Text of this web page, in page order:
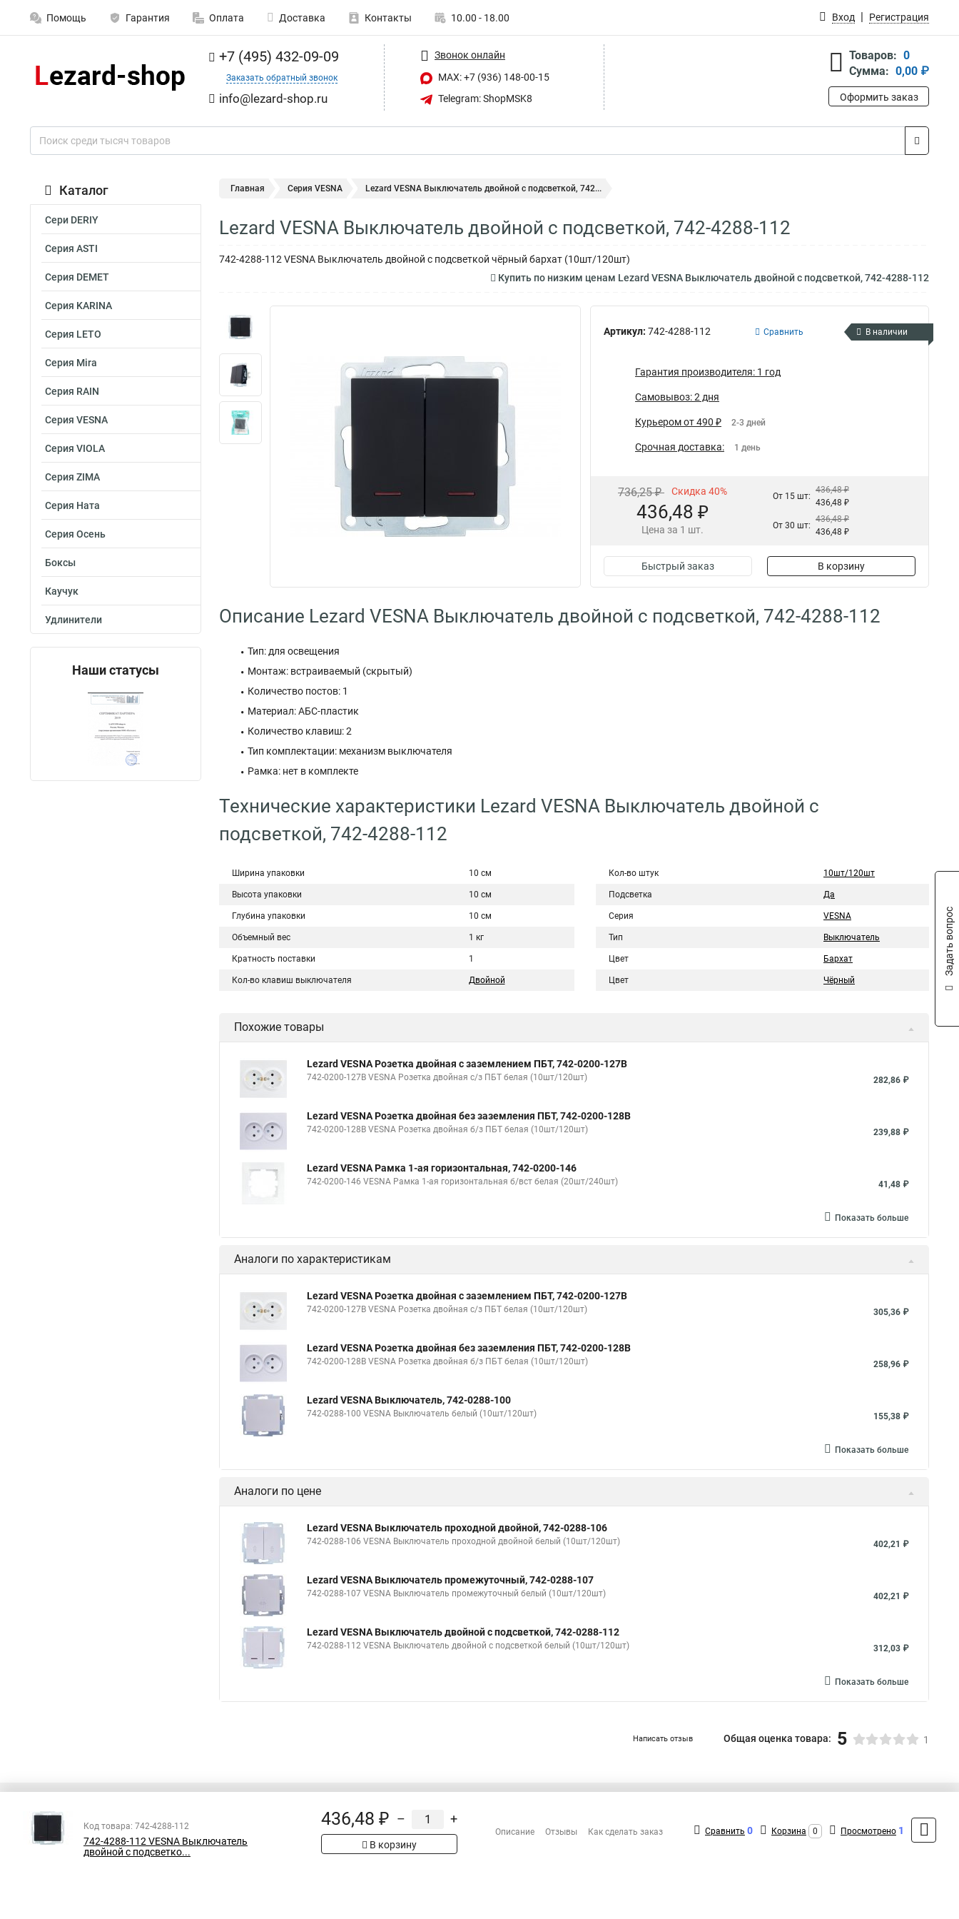
Помощь Гарантия Оплата Доставка Контакты 10.00 - 18.00 Вход Регистрация
+7 (495) 432-09-09
Заказать обратный звонок
info@lezard-shop.ru
Звонок онлайн
MAX: +7 (936) 148-00-15
Telegram: ShopMSK8
Товаров: 0
Сумма: 0,00 ₽
Оформить заказ
Каталог
Сери DERIY
Серия ASTI
Серия DEMET
Серия KARINA
Серия LETO
Серия Mira
Серия RAIN
Серия VESNA
Серия VIOLA
Серия ZIMA
Серия Ната
Серия Осень
Боксы
Каучук
Удлинители
Наши статусы
Главная Серия VESNA Lezard VESNA Выключатель двойной с подсветкой, 742...
Lezard VESNA Выключатель двойной с подсветкой, 742-4288-112
742-4288-112 VESNA Выключатель двойной с подсветкой чёрный бархат (10шт/120шт)
Купить по низким ценам Lezard VESNA Выключатель двойной с подсветкой, 742-4288-112
Артикул: 742-4288-112 Сравнить В наличии
Гарантия производителя: 1 год
Самовывоз: 2 дня
Курьером от 490 ₽ 2-3 дней
Срочная доставка: 1 день
736,25 ₽ Скидка 40%
436,48 ₽
Цена за 1 шт.
От 15 шт:
436,48 ₽
436,48 ₽
От 30 шт:
436,48 ₽
436,48 ₽
Быстрый заказ В корзину
Описание Lezard VESNA Выключатель двойной с подсветкой, 742-4288-112
Тип: для освещения
Монтаж: встраиваемый (скрытый)
Количество постов: 1
Материал: АБС-пластик
Количество клавиш: 2
Тип комплектации: механизм выключателя
Рамка: нет в комплекте
Технические характеристики Lezard VESNA Выключатель двойной с
подсветкой, 742-4288-112
Ширина упаковки 10 см
Высота упаковки 10 см
Глубина упаковки 10 см
Объемный вес 1 кг
Кратность поставки 1
Кол-во клавиш выключателя Двойной
Кол-во штук 10шт/120шт
Подсветка Да
Серия VESNA
Тип Выключатель
Цвет Бархат
Цвет Чёрный
Похожие товары
Lezard VESNA Розетка двойная с заземлением ПБТ, 742-0200-127B
742-0200-127В VESNA Розетка двойная с/з ПБТ белая (10шт/120шт) 282,86 ₽
Lezard VESNA Розетка двойная без заземления ПБТ, 742-0200-128B
742-0200-128В VESNA Розетка двойная б/з ПБТ белая (10шт/120шт) 239,88 ₽
Lezard VESNA Рамка 1-ая горизонтальная, 742-0200-146
742-0200-146 VESNA Рамка 1-ая горизонтальная б/вст белая (20шт/240шт) 41,48 ₽
Показать больше
Аналоги по характеристикам
Lezard VESNA Розетка двойная с заземлением ПБТ, 742-0200-127B
742-0200-127В VESNA Розетка двойная с/з ПБТ белая (10шт/120шт) 305,36 ₽
Lezard VESNA Розетка двойная без заземления ПБТ, 742-0200-128B
742-0200-128В VESNA Розетка двойная б/з ПБТ белая (10шт/120шт) 258,96 ₽
Lezard VESNA Выключатель, 742-0288-100
742-0288-100 VESNA Выключатель белый (10шт/120шт) 155,38 ₽
Показать больше
Аналоги по цене
Lezard VESNA Выключатель проходной двойной, 742-0288-106
742-0288-106 VESNA Выключатель проходной двойной белый (10шт/120шт) 402,21 ₽
Lezard VESNA Выключатель промежуточный, 742-0288-107
742-0288-107 VESNA Выключатель промежуточный белый (10шт/120шт) 402,21 ₽
Lezard VESNA Выключатель двойной с подсветкой, 742-0288-112
742-0288-112 VESNA Выключатель двойной с подсветкой белый (10шт/120шт) 312,03 ₽
Показать больше
Написать отзыв Общая оценка товара: 5 1
Все права защищены
Сотрудничество
+7 (495) 432-09-09
MAX: +7 (936) 148-00-15
Код товара: 742-4288-112
742-4288-112 VESNA Выключатель
двойной с подсветко...
436,48 ₽ – +
В корзину
Описание Отзывы Как сделать заказ Сравнить 0 Корзина 0 Просмотрено 1
Задать вопрос